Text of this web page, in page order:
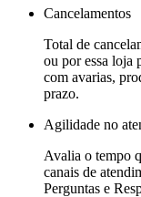
Cancelamentos
Total de
ou por essa loja
com avarias,
prazo.
Agilidade no
Avalia o tempo
canais de
Perguntas e